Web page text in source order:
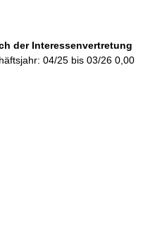
der Interessenvertretung
04/25 bis 03/26 0,00